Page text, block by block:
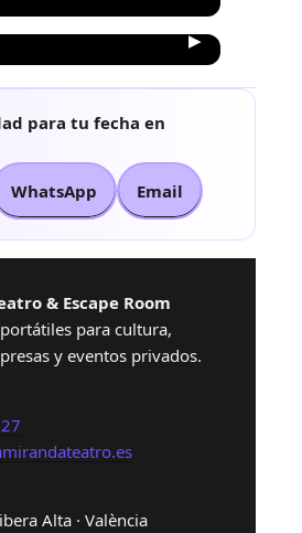
para tu fecha en
WhatsApp Email
& Escape Room
para cultura,
y eventos privados.
Alta · València